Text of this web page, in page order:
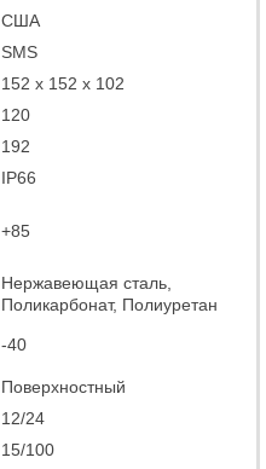
США
SMS
152 x 152 x 102
120
192
IP66
+85
Нержавеющая сталь,
Поликарбонат, Полиуретан
-40
Поверхностный
12/24
15/100